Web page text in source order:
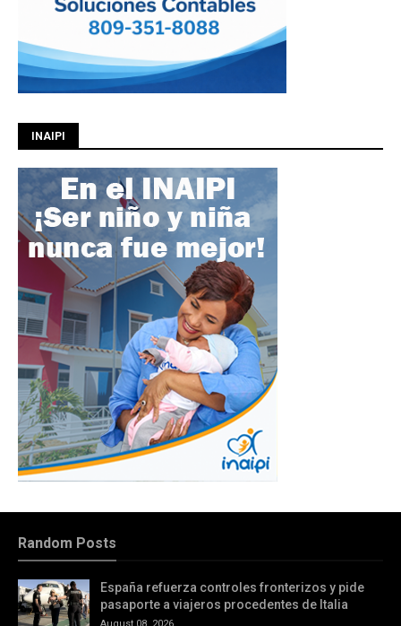
INAIPI
Random Posts
España refuerza controles fronterizos y pide
pasaporte a viajeros procedentes de Italia